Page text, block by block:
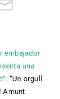
embajador
una
: “Un orgull
Amunt